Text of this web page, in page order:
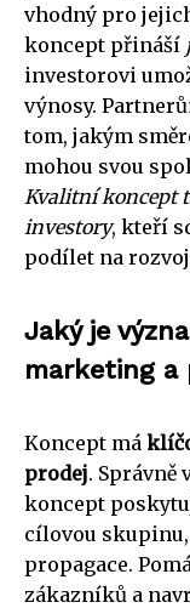
vhodný pro
koncept přináší
investorovi
výnosy.
tom, jakým
mohou svou
Kvalitní koncept
investory, kteří
podílet na
Jaký je
marketing a
Koncept má
prodej.
koncept
cílovou
propagace.
zákazníků a